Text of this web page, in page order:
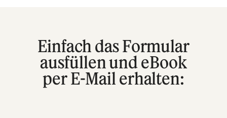
Einfach das Formular
ausfüllen und eBook
per E-Mail erhalten: